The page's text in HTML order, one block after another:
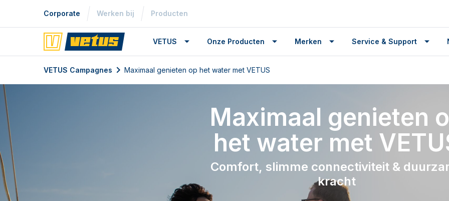
Corporate Werken bij Producten
VETUS Onze Producten Merken Service & Support
VETUS Campagnes Maximaal genieten op het water met VETUS
Maximaal genieten
het water met
Comfort, slimme connectiviteit &
kracht